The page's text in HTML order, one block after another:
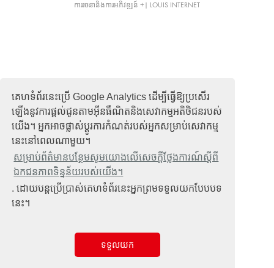
គេហទំព័រនេះប្រើ Google Analytics ដើម្បីធ្វើឱ្យប្រសើរ
ឡើងនូវការផ្តល់ជូនតាមអ៊ីនធឺណិតនិងសេវាកម្មអតិថិជនរបស់
យើង។ អ្នកអាចផ្លាស់ប្តូរការកំណត់របស់អ្នកសម្រាប់សេវាកម្ម
នេះនៅពេលណាមួយ។
សម្រាប់ព័ត៌មានបន្ថែមសូមយោងលើសេចក្តីថ្លែងការណ៍ស្តីពី
ឯកជនភាពទិន្នន័យរបស់យើង។
. ដោយបន្តប្រើប្រាស់គេហទំព័រនេះអ្នកព្រមទទួលយកបែបបទ
នេះ។
ទទួលយក
ការរចនានិងការអភិវឌ្ឍន៍ +| LOUIS INTERNET